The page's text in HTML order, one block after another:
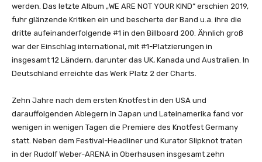
o
n
o
u
u
b
n
werden. Das letzte Album „WE ARE NOT YOUR KIND“ erschien 2019,
fuhr glänzende Kritiken ein und bescherte der Band u.a. ihre die
dritte aufeinanderfolgende #1 in den Billboard 200. Ähnlich groß
war der Einschlag international, mit #1-Platzierungen in
insgesamt 12 Ländern, darunter das UK, Kanada und Australien. In
Deutschland erreichte das Werk Platz 2 der Charts.
Zehn Jahre nach dem ersten Knotfest in den USA und
darauffolgenden Ablegern in Japan und Latein­amerika fand vor
wenigen in wenigen Tagen die Premiere des Knotfest Germany
statt. Neben dem Festival-Headliner und Kurator Slipknot traten
in der Rudolf Weber-ARENA in Oberhausen insgesamt zehn